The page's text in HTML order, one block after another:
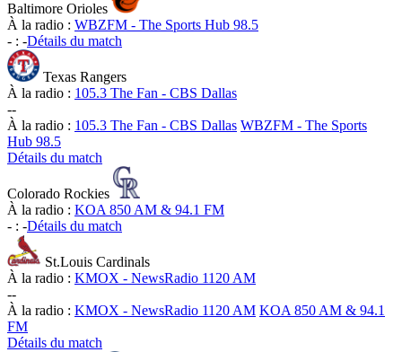
Baltimore Orioles
À la radio : WBZFM - The Sports Hub 98.5
- : -Détails du match
Texas Rangers
À la radio : 105.3 The Fan - CBS Dallas
--
À la radio : 105.3 The Fan - CBS Dallas WBZFM - The Sports
Hub 98.5
Détails du match
Colorado Rockies
À la radio : KOA 850 AM & 94.1 FM
- : -Détails du match
St.Louis Cardinals
À la radio : KMOX - NewsRadio 1120 AM
--
À la radio : KMOX - NewsRadio 1120 AM KOA 850 AM & 94.1
FM
Détails du match